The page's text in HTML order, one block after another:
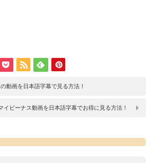
動画を日本語字幕で見る方法！
イビーナス動画を日本語字幕でお得に見る方法！